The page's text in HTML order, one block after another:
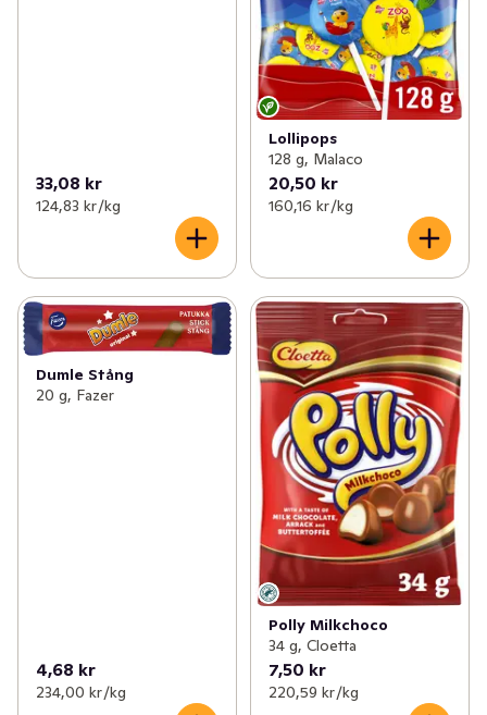
33,08 kr
124,83 kr /kg
Lollipops
128 g, Malaco
20,50 kr
160,16 kr /kg
Dumle Stång
20 g, Fazer
4,68 kr
234,00 kr /kg
Polly Milkchoco
34 g, Cloetta
7,50 kr
220,59 kr /kg